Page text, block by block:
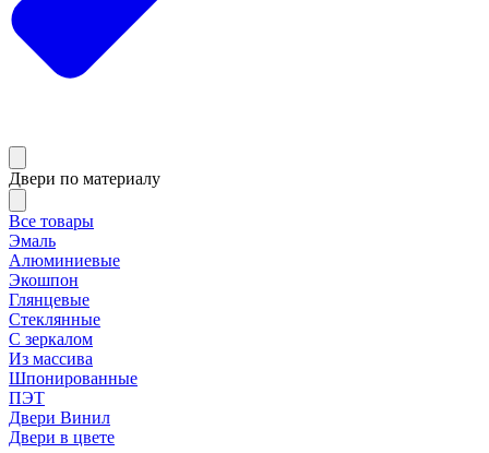
Двери по материалу
Все товары
Эмаль
Алюминиевые
Экошпон
Глянцевые
Стеклянные
С зеркалом
Из массива
Шпонированные
ПЭТ
Двери Винил
Двери в цвете